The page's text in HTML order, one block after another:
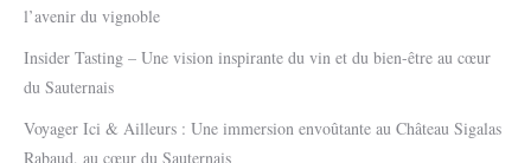
l’avenir du vignoble
Insider Tasting – Une vision inspirante du vin et du bien-être au cœur
du Sauternais
Voyager Ici & Ailleurs : Une immersion envoûtante au Château Sigalas
Rabaud, au cœur du Sauternais